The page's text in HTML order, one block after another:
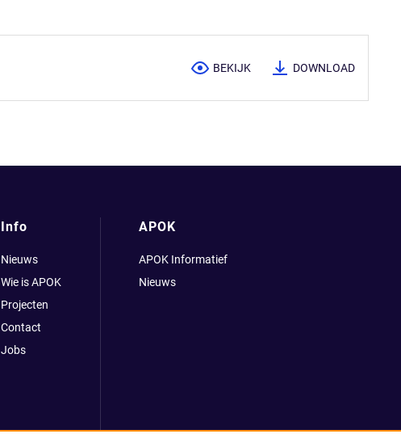
BEKIJK DOWNLOAD
Info
Nieuws
Wie is APOK
Projecten
Contact
Jobs
APOK
APOK Informatief
Nieuws